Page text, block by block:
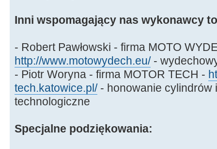
Inni wspomagający nas wykonawcy
- Robert Pawłowski - firma MOTO
http://www.motowydech.eu/-
- Piotr Woryna - firma MOTOR TECH -
tech.katowice.pl/- honowanie cylindrów
technologiczne
Specjalne podziękowania: